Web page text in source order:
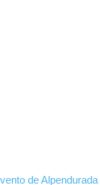
de Alpendurada